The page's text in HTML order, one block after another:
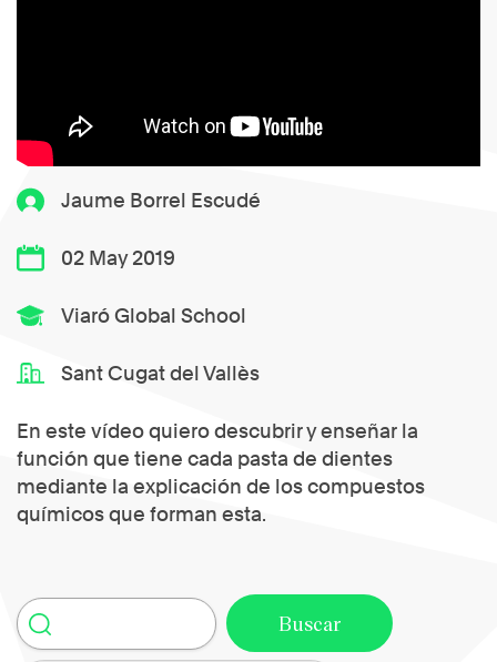
Jaume Borrel Escudé
02 May 2019
Viaró Global School
Sant Cugat del Vallès
En este vídeo quiero descubrir y enseñar la
función que tiene cada pasta de dientes
mediante la explicación de los compuestos
químicos que forman esta.